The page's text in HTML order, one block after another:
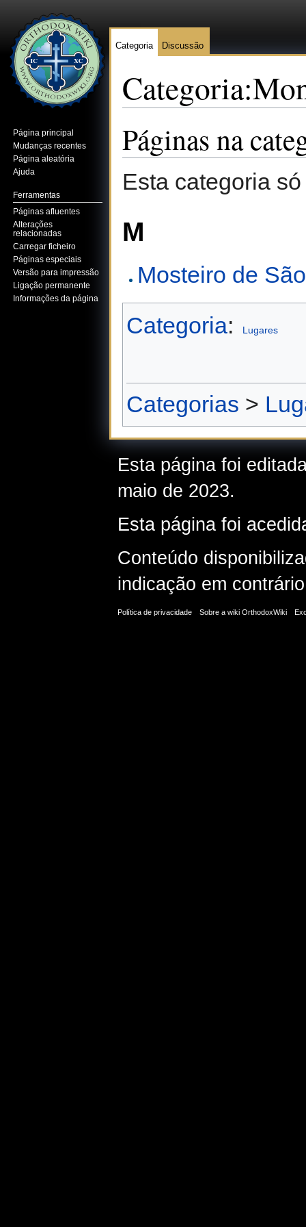
Páginas na
Esta categoria
M
Mosteiro de
Categoria: Lugares
Categorias >
Categoria Discussão
Página principal
Mudanças recentes
Página aleatória
Ajuda
Ferramentas
Páginas afluentes
Alterações
relacionadas
Carregar ficheiro
Páginas especiais
Versão para impressão
Ligação permanente
Informações da página
Esta página foi
maio de 2023.
Esta página foi
Conteúdo
indicação em
Política de privacidade Sobre a wiki OrthodoxWiki